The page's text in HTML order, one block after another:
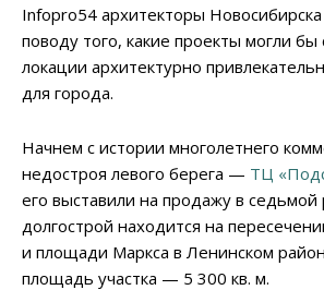
Infopro54 архитекторы Новосибирска
поводу того, какие проекты могли бы
локации архитектурно
для города.
Начнем с истории многолетнего
недостроя левого берега — ТЦ
его выставили на продажу в седьмой
долгострой находится на
и площади Маркса в Ленинском
площадь участка — 5 300 кв. м.